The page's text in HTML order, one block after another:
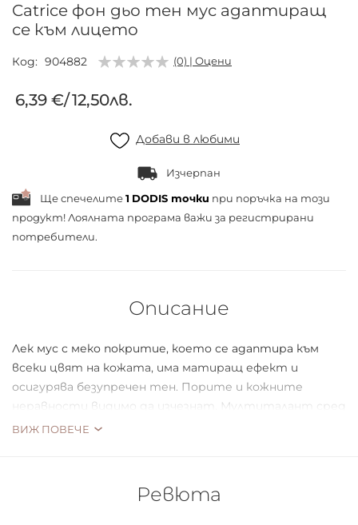
галерия
със
снимки
Catrice фон дьо тен мус адаптиращ
се към лицето
Код 904882 (0) | Оцени
6,39 €/12,50лв.
Добави в любими
Изчерпан
Ще спечелите1 DODIS точки при поръчка на този
продукт! Лоялната програма важи за регистрирани
потребители.
Описание
Лек мус с меко покритие, което се адаптира към
всеки цвят на кожата, има матиращ ефект и
осигурява безупречен тен. Порите и кожните
неравности видимо да изчезнат. Мултиталант сред
базите.
ВИЖ ПОВЕЧЕ
Ревюта